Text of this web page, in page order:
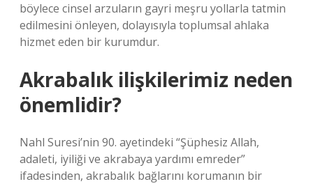
böylece cinsel arzuların gayri meşru yollarla tatmin
edilmesini önleyen, dolayısıyla toplumsal ahlaka
hizmet eden bir kurumdur.
Akrabalık ilişkilerimiz neden
önemlidir?
Nahl Suresi’nin 90. ayetindeki “Şüphesiz Allah,
adaleti, iyiliği ve akrabaya yardımı emreder”
ifadesinden, akrabalık bağlarını korumanın bir